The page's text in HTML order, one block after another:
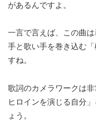
があるんですよ。
一言で言えば、この曲
手と歌い手を巻き込む
すね。
歌詞のカメラワークは
ヒロインを演じる自分
ょう。